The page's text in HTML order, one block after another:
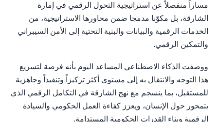
مساراً منفصلاً عن استراتيجية التحول الرقمي في إمارة
الشارقة، بل مكوّنا مدمجا ضمن محاورها الاستراتيجية، من
الخدمات الرقمية والبيانات والبنية التحتية إلى الأمن السيبراني
والتمكين الرقمي.
ووصفت الذكاء الاصطناعي المساعد اليوم بأنه فرصة لتسريع
هذا التوجه والانتقال به إلى مستوى أكثر تركيزاً وتنفيذاً وجاهزية
للمستقبل، بما ينسجم مع نهج الشارقة في التكامل الرقمي الذي
يتمحور حول الإنسان، ويعزز كفاءة العمل الحكومي والسيادة
الرقمية وبناء القدرات الحكومية المستدامة.